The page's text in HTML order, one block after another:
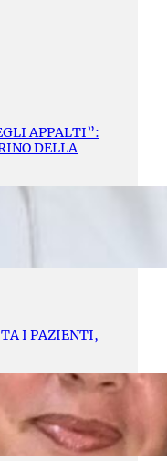
APPALTI”:
DELLA
I PAZIENTI,